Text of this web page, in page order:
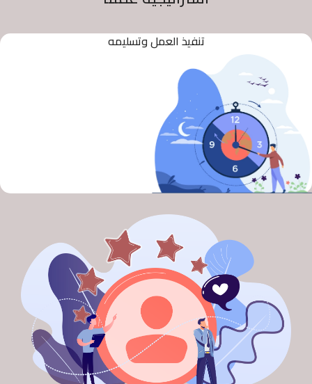
تنفيذ العمل وتسليمه